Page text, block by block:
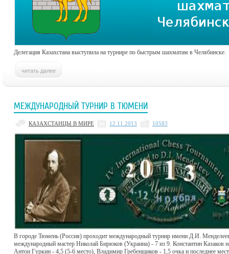
Делегация Казахстана выступила на турнире по быстрым шахматам в Челябинске.
МЕЖДУНАРОДНЫЙ ТУРНИР В ТЮМЕНИ
КАЗАХСТАНЦЫ В МИРЕ 12.11.2013 10583
В городе Тюмень (Россия) проходит международный турнир имени Д.И.
международный мастер Николай Бирюков (Украина) - 7 из 9. Константин Казаков
Антон Гуркин - 4,5 (5-6 место), Владимир Гребенщиков - 1,5 очка и последнее